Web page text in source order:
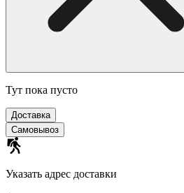
Тут пока пусто
Доставка
Самовывоз
Указать адрес доставки